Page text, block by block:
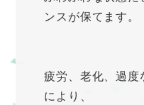
ンスが保てます。
疲労、老化、過度
により、